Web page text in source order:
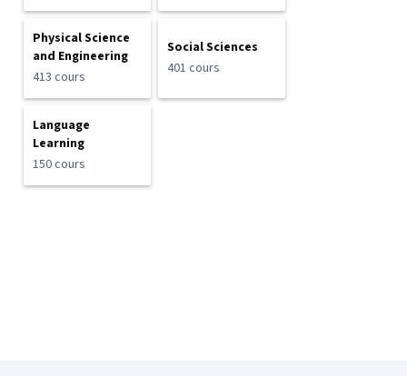
Physical Science
and Engineering
413 cours
Social Sciences
401 cours
Language
Learning
150 cours